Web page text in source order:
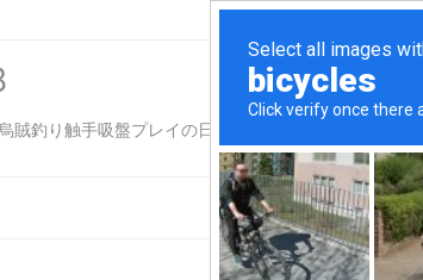
賊釣り触手吸盤プレイの日々…for Adults仕様